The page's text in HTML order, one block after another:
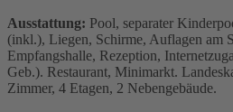
Ausstattung: Pool, separater
(inkl.), Liegen, Schirme, Auflagen am
Empfangshalle, Rezeption,
Geb.). Restaurant, Minimarkt.
Zimmer, 4 Etagen, 2 Nebengebäude.